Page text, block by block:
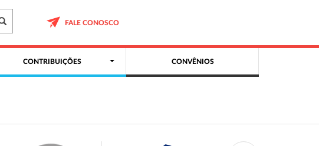
FALE CONOSCO
CONTRIBUIÇÕES CONVÊNIOS